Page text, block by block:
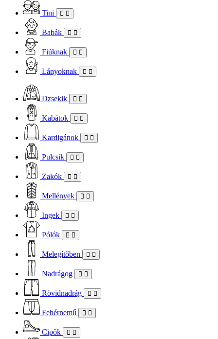
Tini
Babák
Fiúknak
Lányoknak
Dzsekik
Kabátok
Kardigánok
Pulcsik
Zakók
Mellények
Ingek
Pólók
Melegítőben
Nadrágog
Rövidnadrág
Fehérnemű
Cipők